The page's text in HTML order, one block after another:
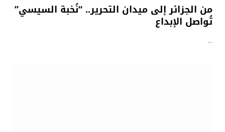
من الجزائر إلى ميدان التحرير.. “نُخبة السيسي”
تُواصل الإبداع
…